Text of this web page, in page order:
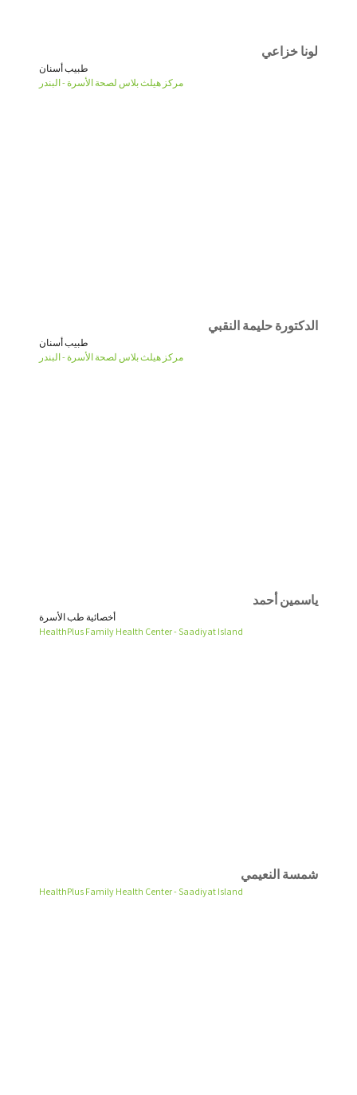
لونا خزاعي
طبيب أسنان
مركز هيلث بلاس لصحة الأسرة - البندر
الدكتورة حليمة النقبي
طبيب أسنان
مركز هيلث بلاس لصحة الأسرة - البندر
ياسمين أحمد
أخصائية طب الأسرة
HealthPlus Family Health Center - Saadiyat Island
شمسة النعيمي
HealthPlus Family Health Center - Saadiyat Island